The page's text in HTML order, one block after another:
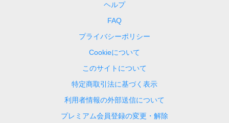
ヘルプ
FAQ
プライバシーポリシー
Cookieについて
このサイトについて
特定商取引法に基づく表示
利用者情報の外部送信について
プレミアム会員登録の変更・解除